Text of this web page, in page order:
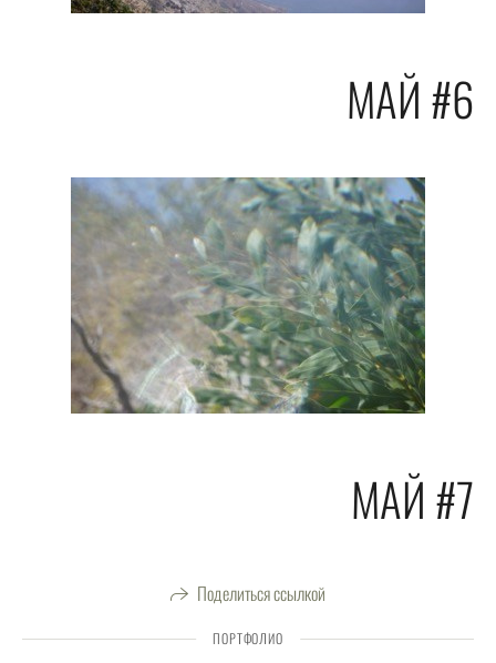
МАЙ #6
МАЙ #7
Поделиться ссылкой
ПОРТФОЛИО